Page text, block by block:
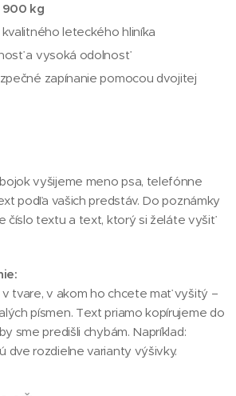
900 kg
leteckého hliníka
a vysoká odolnosť
zapínanie pomocou dvojitej
vyšijeme meno psa, telefónne
podľa vašich predstáv. Do poznámky
číslo textu a text, ktorý si želáte vyšiť
tvare, v akom ho chcete mať vyšitý –
písmen. Text priamo kopírujeme do
sme predišli chybám. Napríklad:
dve rozdielne varianty výšivky.